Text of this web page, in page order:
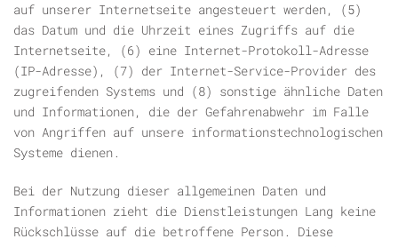
auf unserer Internetseite angesteuert werden, (5)
das Datum und die Uhrzeit eines Zugriffs auf die
Internetseite, (6) eine Internet-Protokoll-Adresse
(IP-Adresse), (7) der Internet-Service-Provider des
zugreifenden Systems und (8) sonstige ähnliche Daten
und Informationen, die der Gefahrenabwehr im Falle
von Angriffen auf unsere informationstechnologischen
Systeme dienen.
Bei der Nutzung dieser allgemeinen Daten und
Informationen zieht die Dienstleistungen Lang keine
Rückschlüsse auf die betroffene Person. Diese